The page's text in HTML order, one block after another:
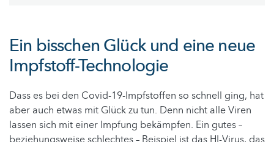
Ein bisschen Glück und eine neue
Impfstoff-Technologie
Dass es bei den Covid-19-Impfstoffen so schnell ging, hat
aber auch etwas mit Glück zu tun. Denn nicht alle Viren
lassen sich mit einer Impfung bekämpfen. Ein gutes –